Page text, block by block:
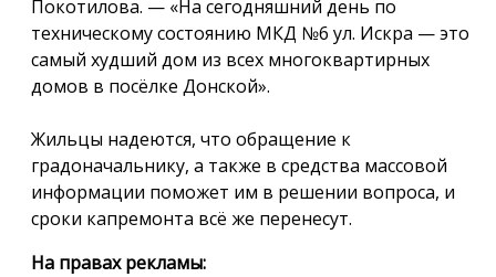
Покотилова. — «На сегодняшний день по
техническому состоянию МКД №6 ул. Искра — это
самый худший дом из всех многоквартирных
домов в посёлке Донской».
Жильцы надеются, что обращение к
градоначальнику, а также в средства массовой
информации поможет им в решении вопроса, и
сроки капремонта всё же перенесут.
На правах рекламы: